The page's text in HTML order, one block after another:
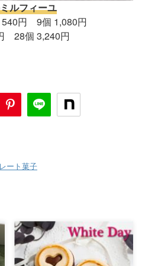
ルフィーユ
円 9個 1,080円
28個 3,240円
ート菓子